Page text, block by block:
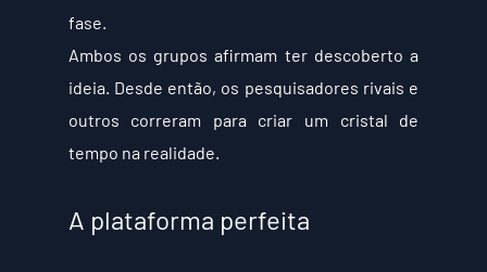
fase.
Ambos os grupos afirmam ter descoberto a
ideia. Desde então, os pesquisadores rivais e
outros correram para criar um cristal de
tempo na realidade.
A plataforma perfeita